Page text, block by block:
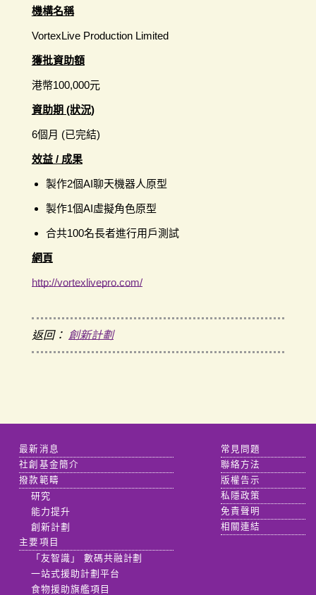
機構名稱
VortexLive Production Limited
獲批資助額
港幣100,000元
資助期 (狀況)
6個月 (已完結)
效益 / 成果
製作2個AI聊天機器人原型
製作1個AI虛擬角色原型
合共100名長者進行用戶測試
網頁
http://vortexlivepro.com/
返回： 創新計劃
最新消息
社創基金簡介
撥款範疇
研究
能力提升
創新計劃
主要項目
「友智識」 數碼共融計劃
一站式援助計劃平台
食物援助旗艦項目
常見問題
聯絡方法
版權告示
私隱政策
免責聲明
相關連結